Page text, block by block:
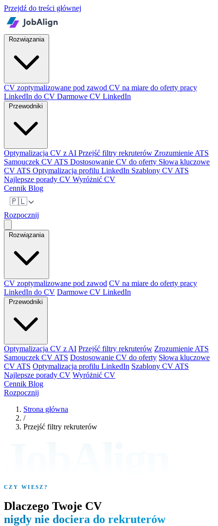
Przejdź do treści głównej
Rozwiązania
CV zoptymalizowane pod zawod CV na miare do oferty pracy
LinkedIn do CV Darmowe CV LinkedIn
Optymalizacja CV z AI Przejść filtry rekruterów Zrozumienie ATS
Samouczek CV ATS Dostosowanie CV do oferty Słowa kluczowe
CV ATS Optymalizacja profilu LinkedIn Szablony CV ATS
Najlepsze porady CV Wyróżnić CV
Cennik Blog
🇵🇱
Rozpocznij
Rozwiązania
CV zoptymalizowane pod zawod CV na miare do oferty pracy
LinkedIn do CV Darmowe CV LinkedIn
Optymalizacja CV z AI Przejść filtry rekruterów Zrozumienie ATS
Samouczek CV ATS Dostosowanie CV do oferty Słowa kluczowe
CV ATS Optymalizacja profilu LinkedIn Szablony CV ATS
Najlepsze porady CV Wyróżnić CV
Cennik Blog
Rozpocznij
Strona główna
/
Przejść filtry rekruterów
CZY WIESZ?
Dlaczego Twoje CV
nigdy nie dociera do rekruterów